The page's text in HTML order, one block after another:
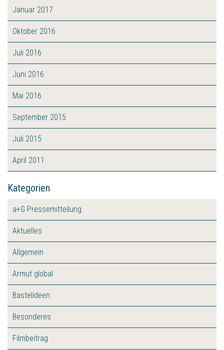
Januar 2017
Oktober 2016
Juli 2016
Juni 2016
Mai 2016
September 2015
Juli 2015
April 2011
Kategorien
a+G Pressemitteilung
Aktuelles
Allgemein
Armut global
Bastelideen
Besonderes
Filmbeitrag